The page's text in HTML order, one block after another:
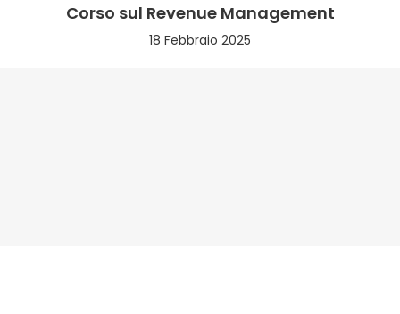
Corso sul Revenue Management
18 Febbraio 2025